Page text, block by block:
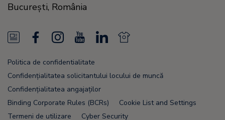
Bucureşti, România
N
e
w
s
F
c
e
b
I
s
t
a
o
u
T
u
L
n
e
N
w
F
Politica de confidentialitate
Confidențialitatea solicitantului locului de muncă
Confidențialitatea angajaților
Binding Corporate Rules (BCRs)
Cookie List and Settings
Termeni de utilizare
Cyber Security